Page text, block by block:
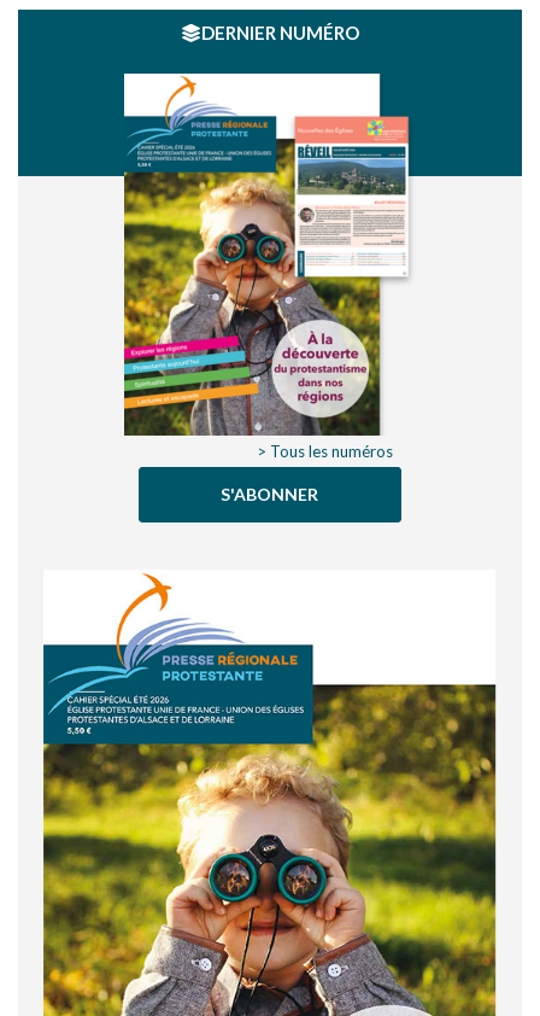
DERNIER NUMÉRO
> Tous les numéros
S'ABONNER